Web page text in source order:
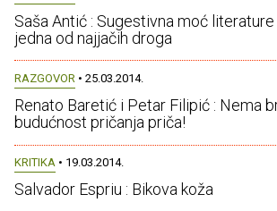
Saša Antić : Sugestivna moć
jedna od najjačih droga
RAZGOVOR • 25.03.2014.
Renato Baretić i Petar Filipić : Nema
budućnost pričanja priča!
KRITIKA • 19.03.2014.
Salvador Espriu : Bikova koža